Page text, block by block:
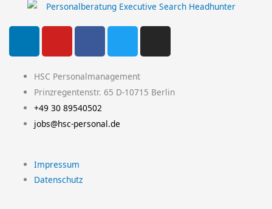
L
n
k
e
d
i
Y
u
t
u
b
e
F
c
e
b
o
o
T
i
t
t
I
s
a
HSC Personalmanagement
Prinzregentenstr. 65 D-10715 Berlin
+49 30 89540502
jobs@hsc-personal.de
Impressum
Datenschutz